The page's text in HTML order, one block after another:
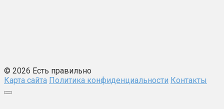
© 2026 Есть правильно
Карта сайта Политика конфиденциальности Контакты